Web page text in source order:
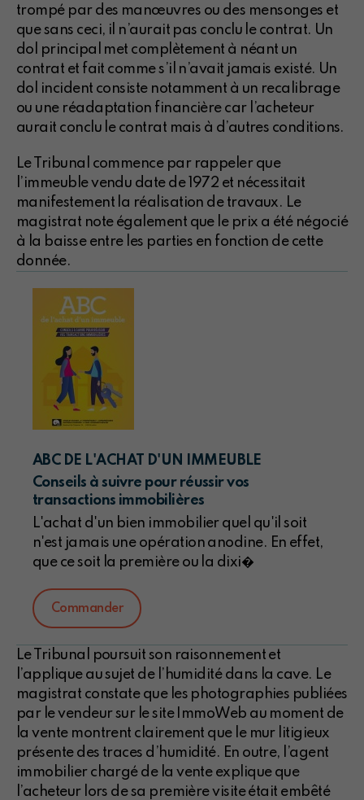
trompé par des manœuvres ou des mensonges et
que sans ceci, il n’aurait pas conclu le contrat. Un
dol principal met complètement à néant un
contrat et fait comme s’il n’avait jamais existé. Un
dol incident consiste notamment à un recalibrage
ou une réadaptation financière car l’acheteur
aurait conclu le contrat mais à d’autres conditions.
Le Tribunal commence par rappeler que
l’immeuble vendu date de 1972 et nécessitait
manifestement la réalisation de travaux. Le
magistrat note également que le prix a été négocié
à la baisse entre les parties en fonction de cette
donnée.
ABC DE L'ACHAT D'UN IMMEUBLE
Conseils à suivre pour réussir vos
transactions immobilières
L'achat d'un bien immobilier quel qu'il soit
n'est jamais une opération anodine. En effet,
que ce soit la première ou la dixi�
Commander
Le Tribunal poursuit son raisonnement et
l’applique au sujet de l’humidité dans la cave. Le
magistrat constate que les photographies publiées
par le vendeur sur le site ImmoWeb au moment de
la vente montrent clairement que le mur litigieux
présente des traces d’humidité. En outre, l’agent
immobilier chargé de la vente explique que
l’acheteur lors de sa première visite était embêté